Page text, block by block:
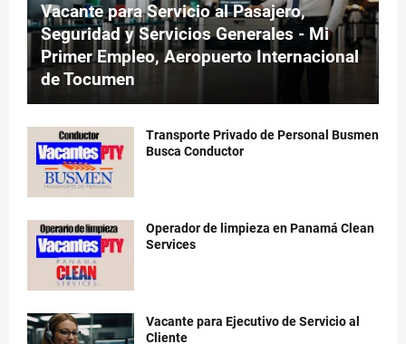
Vacante para Servicio al Pasajero,
Seguridad y Servicios Generales - Mi
Primer Empleo, Aeropuerto Internacional
de Tocumen
Transporte Privado de Personal Busmen
Busca Conductor
Operador de limpieza en Panamá Clean
Services
Vacante para Ejecutivo de Servicio al
Cliente